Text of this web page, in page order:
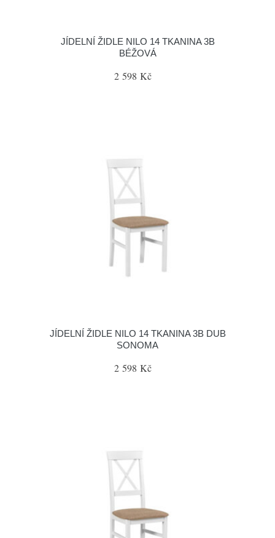
JÍDELNÍ ŽIDLE NILO 14 TKANINA 3B
BÉŽOVÁ
2 598 Kč
JÍDELNÍ ŽIDLE NILO 14 TKANINA 3B DUB
SONOMA
2 598 Kč